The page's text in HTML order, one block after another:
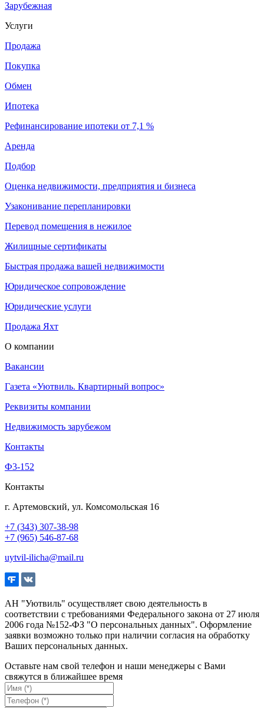
Зарубежная
Услуги
Продажа
Покупка
Обмен
Ипотека
Рефинансирование ипотеки от 7,1 %
Аренда
Подбор
Оценка недвижимости, предприятия и бизнеса
Узаконивание перепланировки
Перевод помещения в нежилое
Жилищные сертификаты
Быстрая продажа вашей недвижимости
Юридическое сопровождение
Юридические услуги
Продажа Яхт
О компании
Вакансии
Газета «Уютвиль. Квартирный вопрос»
Реквизиты компании
Недвижимость зарубежом
Контакты
Ф3-152
Контакты
г. Артемовский, ул. Комсомольская 16
+7 (343) 307-38-98
+7 (965) 546-87-68
uytvil-ilicha@mail.ru
АН "Уютвиль" осуществляет свою деятельность в
соответствии с требованиями Федерального закона от 27 июля
2006 года №152-ФЗ "О персональных данных". Оформление
заявки возможно только при наличии согласия на обработку
Ваших персональных данных.
Оставьте нам свой телефон и наши менеджеры с Вами
свяжутся в ближайшее время